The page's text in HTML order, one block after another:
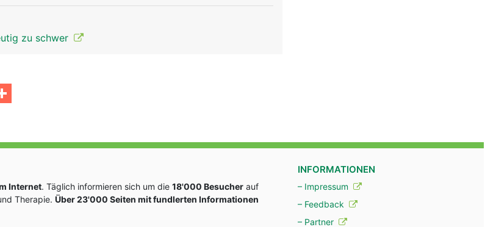
zu schwer
Internet. Täglich informieren sich um die 18'000 Besucher auf
Therapie. Über 23'000 Seiten mit fundlerten Informationen
INFORMATIONEN
– Impressum
– Feedback
– Partner